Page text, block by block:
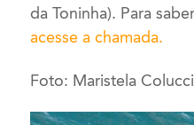
da Toninha). Para
acesse a chamada.
Foto: Maristela